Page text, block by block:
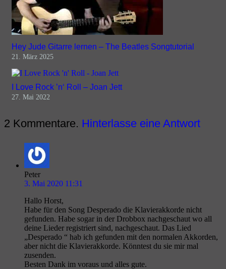
Hey Jude Gitarre lernen – The Beatles Songtutorial
21. März 2025
I Love Rock ’n‘ Roll – Joan Jett
27. Mai 2022
2 Kommentare. Hinterlasse eine Antwort
Peter
3. Mai 2020 11:31
Hallo Horst,
Habe für den Song Desperado die Klavierakkorde nicht
gefunden. Habe sogar in der Drobbox nachgeschaut wo all
deine Lieder registriert sind, nachgeschaut. Das Lied
„Desperado “ hab ich gefunden mit den normalen Akkorden,
aber nicht die Klavierakkorde. Könntest du sie mir mal
zusenden.
Besten Dank im voraus und alles gute.